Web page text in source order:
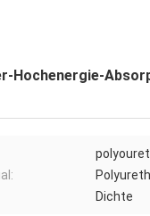
Hochenergie-
Dichte